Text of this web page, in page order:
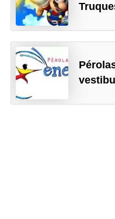
e
D
i
n
h
e